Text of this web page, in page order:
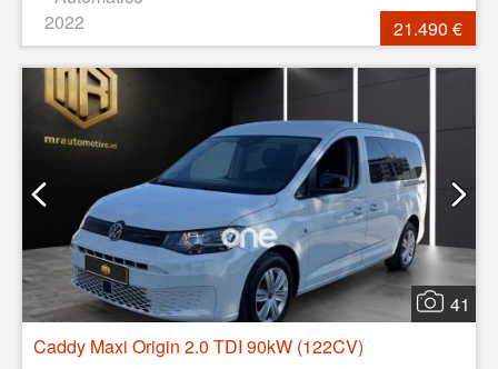
2022
21.490 €
41
Caddy Maxi Origin 2.0 TDI 90kW (122CV)